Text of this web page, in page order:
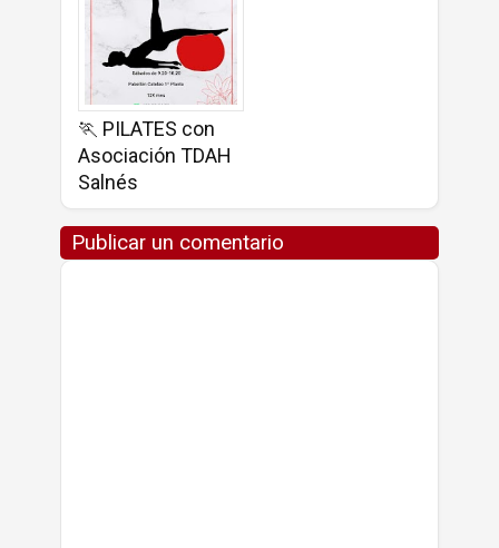
🏃 PILATES con
Asociación TDAH
Salnés
Publicar un comentario